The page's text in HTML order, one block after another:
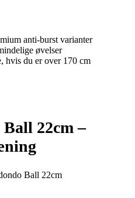
anti-burst varianter
øvelser
hvis du er over 170 cm
Ball 22cm –